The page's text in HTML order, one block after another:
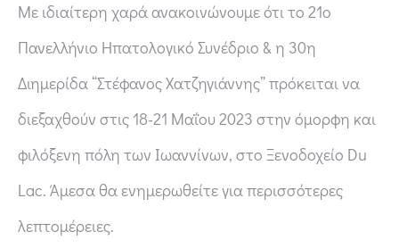
Με ιδιαίτερη χαρά ανακοινώνουμε ότι το 21ο
Πανελλήνιο Ηπατολογικό Συνέδριο & η 30η
Διημερίδα “Στέφανος Χατζηγιάννης” πρόκειται να
διεξαχθούν στις 18-21 Μαΐου 2023 στην όμορφη και
φιλόξενη πόλη των Ιωαννίνων, στο Ξενοδοχείο Du
Lac. Άμεσα θα ενημερωθείτε για περισσότερες
λεπτομέρειες.